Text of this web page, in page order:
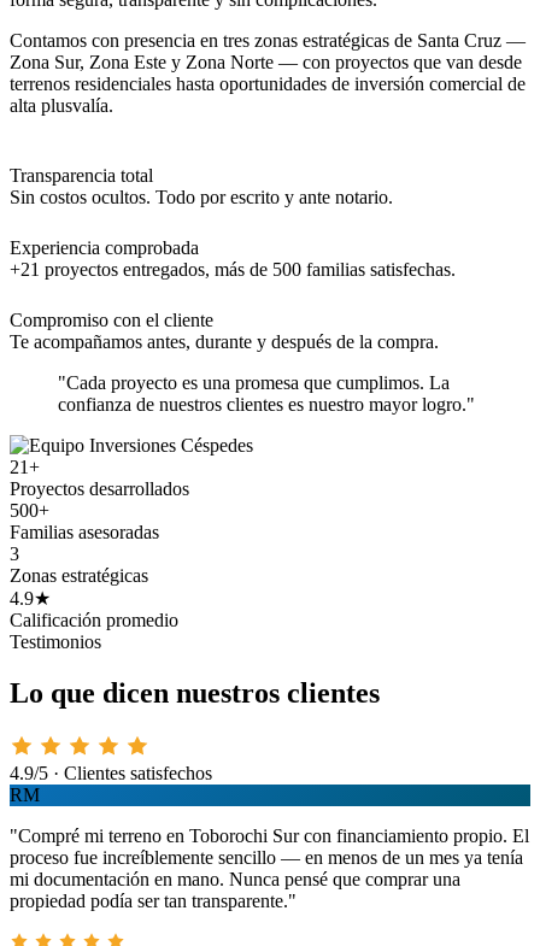
Contamos con presencia en tres zonas estratégicas de Santa Cruz —
Zona Sur, Zona Este y Zona Norte — con proyectos que van desde
terrenos residenciales hasta oportunidades de inversión comercial de
alta plusvalía.
Transparencia total
Sin costos ocultos. Todo por escrito y ante notario.
Experiencia comprobada
+21 proyectos entregados, más de 500 familias satisfechas.
Compromiso con el cliente
Te acompañamos antes, durante y después de la compra.
"Cada proyecto es una promesa que cumplimos. La
confianza de nuestros clientes es nuestro mayor logro."
21+
Proyectos desarrollados
500+
Familias asesoradas
3
Zonas estratégicas
4.9★
Calificación promedio
Testimonios
Lo que dicen nuestros clientes
4.9/5 · Clientes satisfechos
RM
"Compré mi terreno en Toborochi Sur con financiamiento propio. El
proceso fue increíblemente sencillo — en menos de un mes ya tenía
mi documentación en mano. Nunca pensé que comprar una
propiedad podía ser tan transparente."